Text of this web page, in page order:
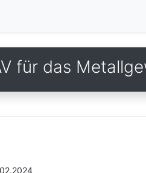
für das